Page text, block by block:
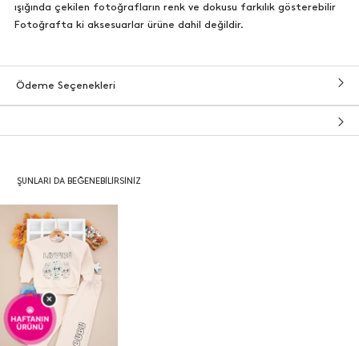
ışığında çekilen fotoğrafların renk ve dokusu farkılık gösterebilir
Fotoğrafta ki aksesuarlar ürüne dahil değildir.
Ödeme Seçenekleri
ŞUNLARI DA BEĞENEBILIRSINIZ
🤩
HAFTANIN
ÜRÜNÜ
×